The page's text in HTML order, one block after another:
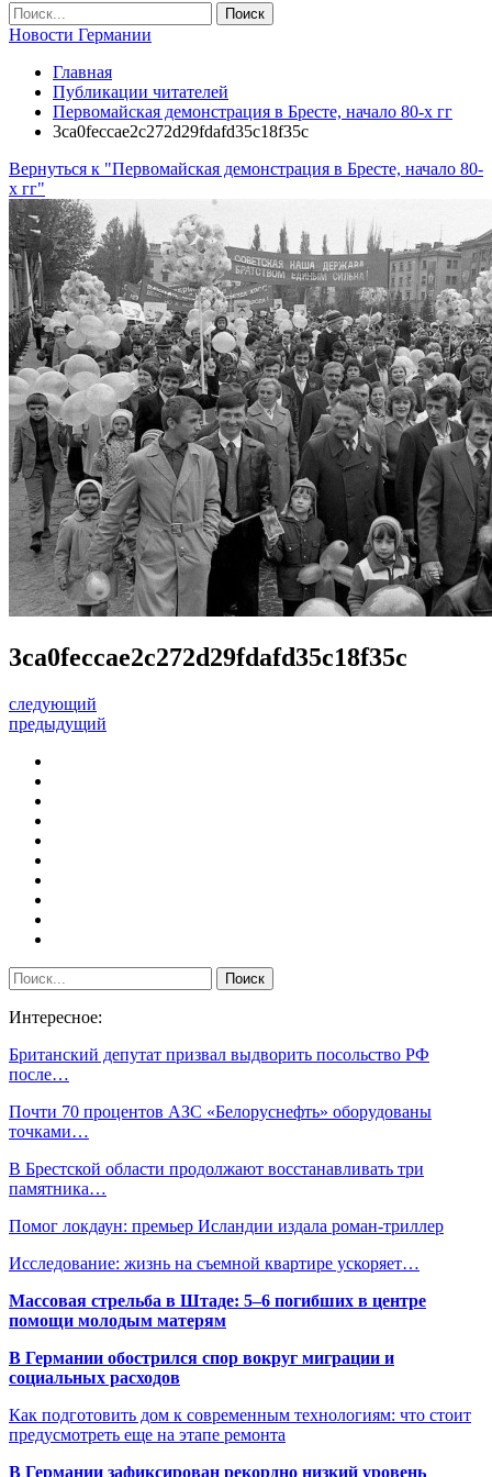
Новости Германии
Главная
Публикации читателей
Первомайская демонстрация в Бресте, начало 80-х гг
3ca0feccae2c272d29fdafd35c18f35c
Вернуться к "Первомайская демонстрация в Бресте, начало 80-
х гг"
3ca0feccae2c272d29fdafd35c18f35c
следующий
предыдущий
Интересное:
Британский депутат призвал выдворить посольство РФ
после…
Почти 70 процентов АЗС «Белоруснефть» оборудованы
точками…
В Брестской области продолжают восстанавливать три
памятника…
Помог локдаун: премьер Исландии издала роман-триллер
Исследование: жизнь на съемной квартире ускоряет…
Массовая стрельба в Штаде: 5–6 погибших в центре
помощи молодым матерям
В Германии обострился спор вокруг миграции и
социальных расходов
Как подготовить дом к современным технологиям: что стоит
предусмотреть еще на этапе ремонта
В Германии зафиксирован рекордно низкий уровень